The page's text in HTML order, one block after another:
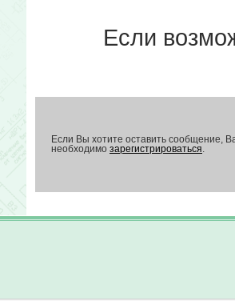
Если
Если Вы хотите оставить сообщение,
необходимо зарегистрироваться.